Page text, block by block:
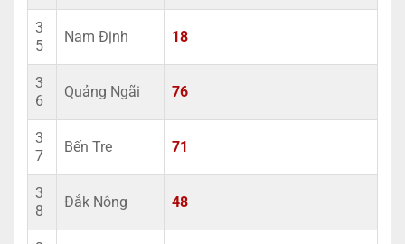
3
5
Nam Định 18
3
6
Quảng Ngãi 76
3
7
Bến Tre 71
3
8
Đắk Nông 48